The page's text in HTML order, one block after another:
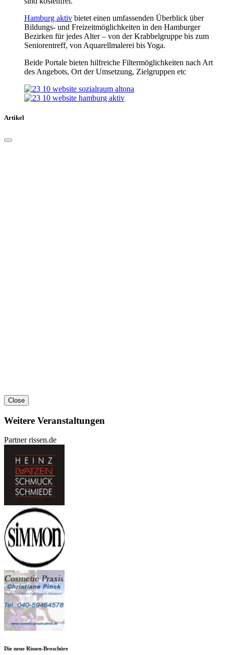
Hamburg aktiv bietet einen umfassenden Überblick über
Bildungs- und Freizeitmöglichkeiten in den Hamburger
Bezirken für jedes Alter – von der Krabbelgruppe bis zum
Seniorentreff, von Aquarellmalerei bis Yoga.
Beide Portale bieten hilfreiche Filtermöglichkeiten nach Art
des Angebots, Ort der Umsetzung, Zielgruppen etc
Artikel
Close
Weitere Veranstaltungen
Partner rissen.de
Die neue Rissen-Broschüre